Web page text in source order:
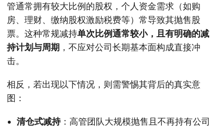
管通常拥有较大比例的股权，个人资金需求（如购
房、理财、缴纳股权激励税费等）常导致其抛售股
票。这种常规减持单次比例通常较小，且有明确的减
持计划与周期 ，不应对公司长期基本面构成直接冲
击。
相反，若出现以下情况，则需警惕其背后的真实意
图：
清仓式减持：高管团队大规模抛售且不再持有公司